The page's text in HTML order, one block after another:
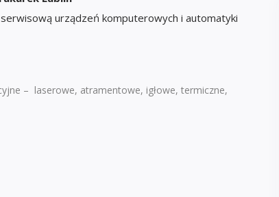
urządzeń komputerowych i automatyki
– laserowe, atramentowe, igłowe, termiczne,